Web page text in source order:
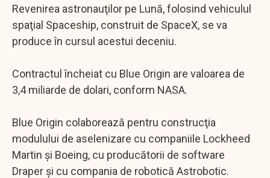
Revenirea astronauţilor pe Lună, folosind vehiculul
spaţial Spaceship, construit de SpaceX, se va
produce în cursul acestui deceniu.
Contractul încheiat cu Blue Origin are valoarea de
3,4 miliarde de dolari, conform NASA.
Blue Origin colaborează pentru construcţia
modulului de aselenizare cu companiile Lockheed
Martin şi Boeing, cu producătorii de software
Draper şi cu compania de robotică Astrobotic.